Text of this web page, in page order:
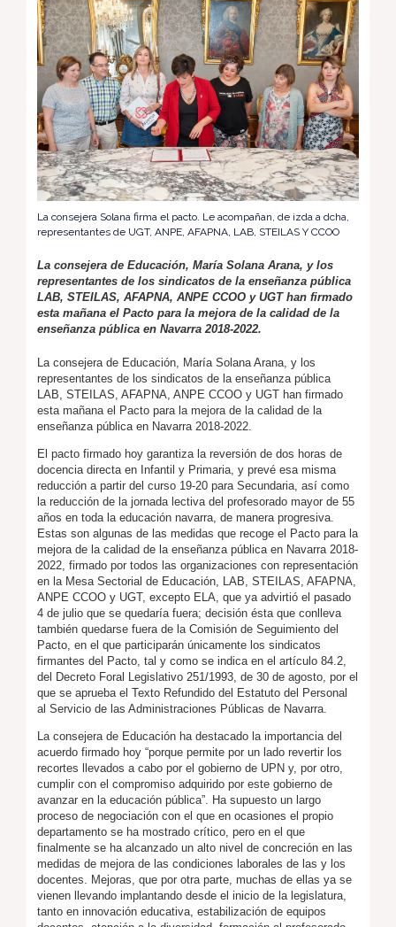
La consejera Solana firma el pacto. Le acompañan, de izda a dcha,
representantes de UGT, ANPE, AFAPNA, LAB, STEILAS Y CCOO
La consejera de Educación, María Solana Arana, y los
representantes de los sindicatos de la enseñanza pública
LAB, STEILAS, AFAPNA, ANPE CCOO y UGT han firmado
esta mañana el Pacto para la mejora de la calidad de la
enseñanza pública en Navarra 2018-2022.
La consejera de Educación, María Solana Arana, y los
representantes de los sindicatos de la enseñanza pública
LAB, STEILAS, AFAPNA, ANPE CCOO y UGT han firmado
esta mañana el Pacto para la mejora de la calidad de la
enseñanza pública en Navarra 2018-2022.
El pacto firmado hoy garantiza la reversión de dos horas de
docencia directa en Infantil y Primaria, y prevé esa misma
reducción a partir del curso 19-20 para Secundaria, así como
la reducción de la jornada lectiva del profesorado mayor de 55
años en toda la educación navarra, de manera progresiva.
Estas son algunas de las medidas que recoge el Pacto para la
mejora de la calidad de la enseñanza pública en Navarra 2018-
2022, firmado por todos las organizaciones con representación
en la Mesa Sectorial de Educación, LAB, STEILAS, AFAPNA,
ANPE CCOO y UGT, excepto ELA, que ya advirtió el pasado
4 de julio que se quedaría fuera; decisión ésta que conlleva
también quedarse fuera de la Comisión de Seguimiento del
Pacto, en el que participarán únicamente los sindicatos
firmantes del Pacto, tal y como se indica en el artículo 84.2,
del Decreto Foral Legislativo 251/1993, de 30 de agosto, por el
que se aprueba el Texto Refundido del Estatuto del Personal
al Servicio de las Administraciones Públicas de Navarra.
La consejera de Educación ha destacado la importancia del
acuerdo firmado hoy “porque permite por un lado revertir los
recortes llevados a cabo por el gobierno de UPN y, por otro,
cumplir con el compromiso adquirido por este gobierno de
avanzar en la educación pública”. Ha supuesto un largo
proceso de negociación con el que en ocasiones el propio
departamento se ha mostrado crítico, pero en el que
finalmente se ha alcanzado un alto nivel de concreción en las
medidas de mejora de las condiciones laborales de las y los
docentes. Mejoras, que por otra parte, muchas de ellas ya se
vienen llevando implantando desde el inicio de la legislatura,
tanto en innovación educativa, estabilización de equipos